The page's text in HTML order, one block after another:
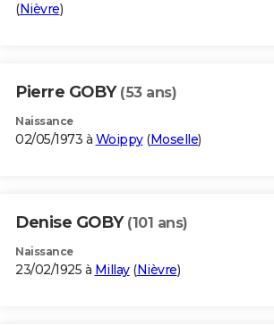
(Nièvre)
Pierre GOBY (53 ans)
Naissance
02/05/1973 à Woippy(Moselle)
Denise GOBY (101 ans)
Naissance
23/02/1925 à Millay(Nièvre)